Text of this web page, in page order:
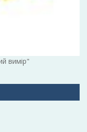
вимір"